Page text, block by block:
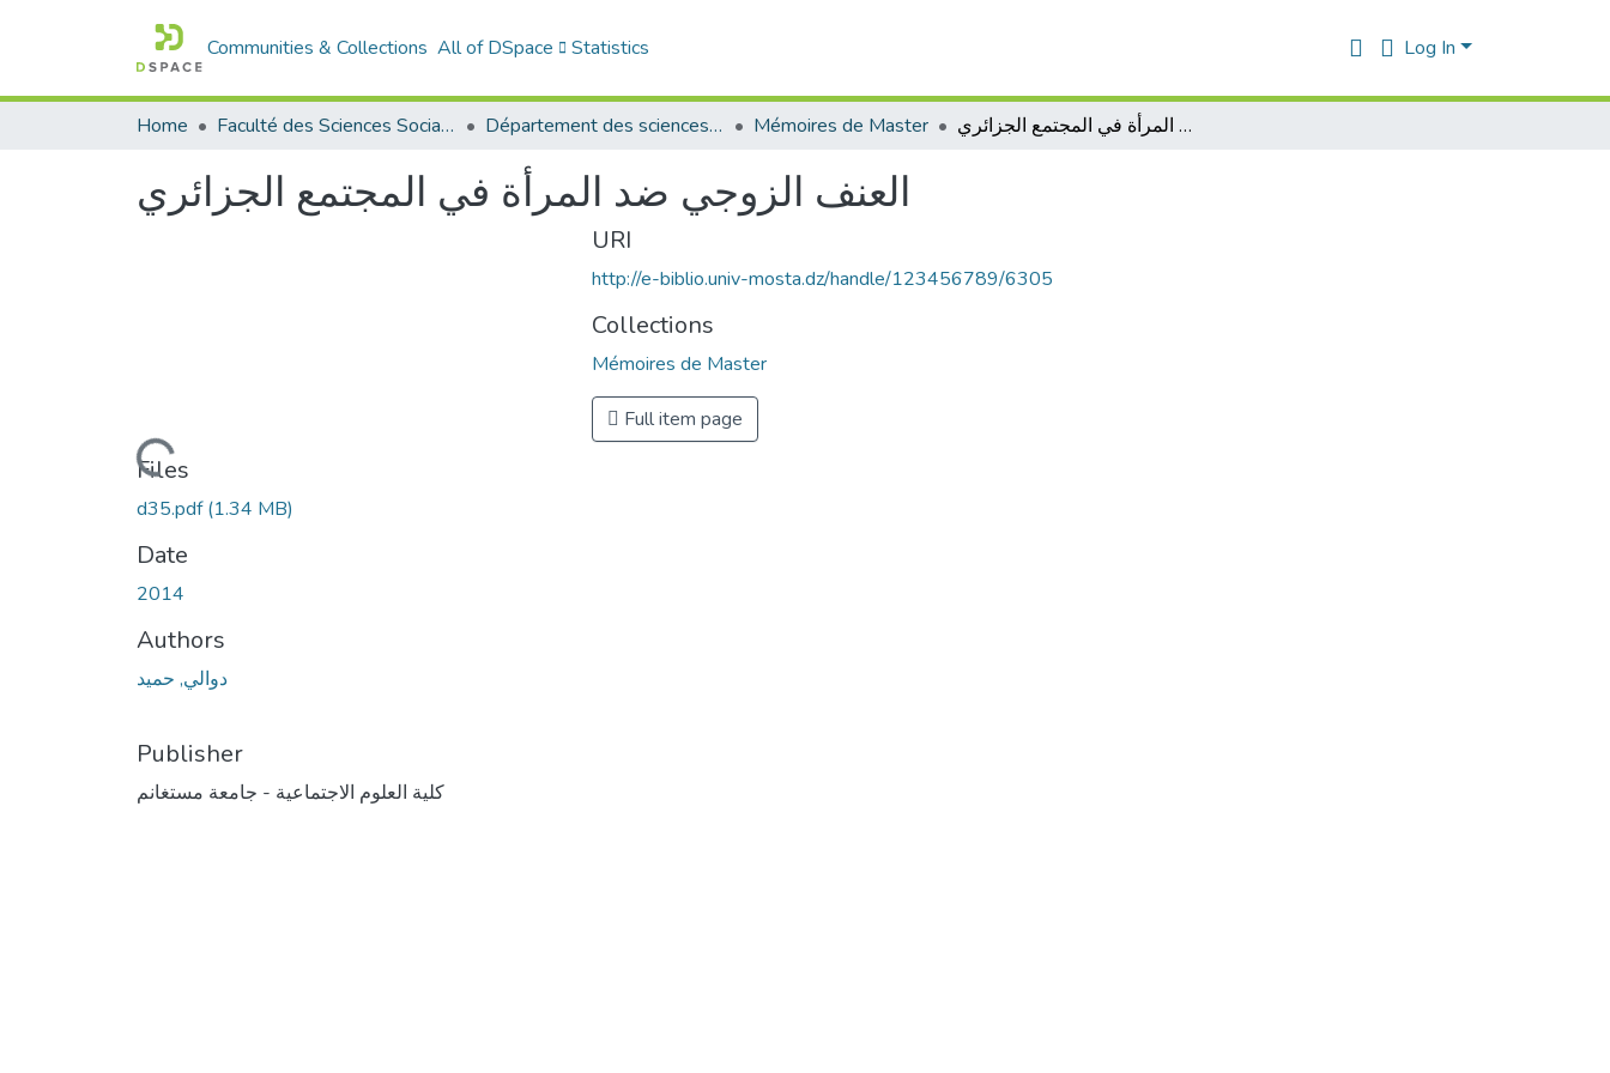
Communities & Collections All of DSpace Statistics Log In
Home Faculté des Sciences Sociales Département des sciences sociales Mémoires de Master العنف الزوجي ضد المرأة في المجتمع الجزائري
العنف الزوجي ضد المرأة في المجتمع الجزائري
Loading...
Files
d35.pdf(1.34 MB)
Date
2014
Authors
دوالي, حميد
Publisher
كلية العلوم الاجتماعية - جامعة مستغانم
URI
http://e-biblio.univ-mosta.dz/handle/123456789/6305
Collections
Mémoires de Master
Full item page